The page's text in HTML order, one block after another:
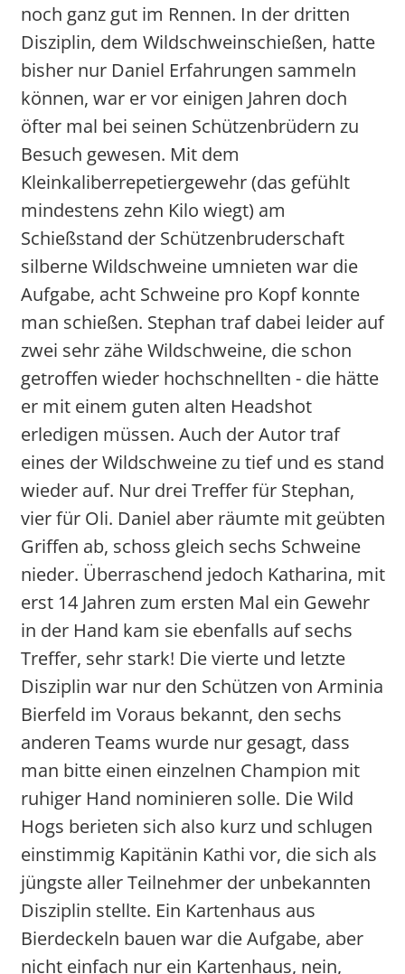
noch ganz gut im Rennen. In der dritten
Disziplin, dem Wildschweinschießen, hatte
bisher nur Daniel Erfahrungen sammeln
können, war er vor einigen Jahren doch
öfter mal bei seinen Schützenbrüdern zu
Besuch gewesen. Mit dem
Kleinkaliberrepetiergewehr (das gefühlt
mindestens zehn Kilo wiegt) am
Schießstand der Schützenbruderschaft
silberne Wildschweine umnieten war die
Aufgabe, acht Schweine pro Kopf konnte
man schießen. Stephan traf dabei leider auf
zwei sehr zähe Wildschweine, die schon
getroffen wieder hochschnellten - die hätte
er mit einem guten alten Headshot
erledigen müssen. Auch der Autor traf
eines der Wildschweine zu tief und es stand
wieder auf. Nur drei Treffer für Stephan,
vier für Oli. Daniel aber räumte mit geübten
Griffen ab, schoss gleich sechs Schweine
nieder. Überraschend jedoch Katharina, mit
erst 14 Jahren zum ersten Mal ein Gewehr
in der Hand kam sie ebenfalls auf sechs
Treffer, sehr stark! Die vierte und letzte
Disziplin war nur den Schützen von Arminia
Bierfeld im Voraus bekannt, den sechs
anderen Teams wurde nur gesagt, dass
man bitte einen einzelnen Champion mit
ruhiger Hand nominieren solle. Die Wild
Hogs berieten sich also kurz und schlugen
einstimmig Kapitänin Kathi vor, die sich als
jüngste aller Teilnehmer der unbekannten
Disziplin stellte. Ein Kartenhaus aus
Bierdeckeln bauen war die Aufgabe, aber
nicht einfach nur ein Kartenhaus, nein,